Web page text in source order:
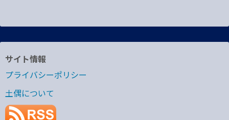
サイト情報
プライバシーポリシー
土偶について